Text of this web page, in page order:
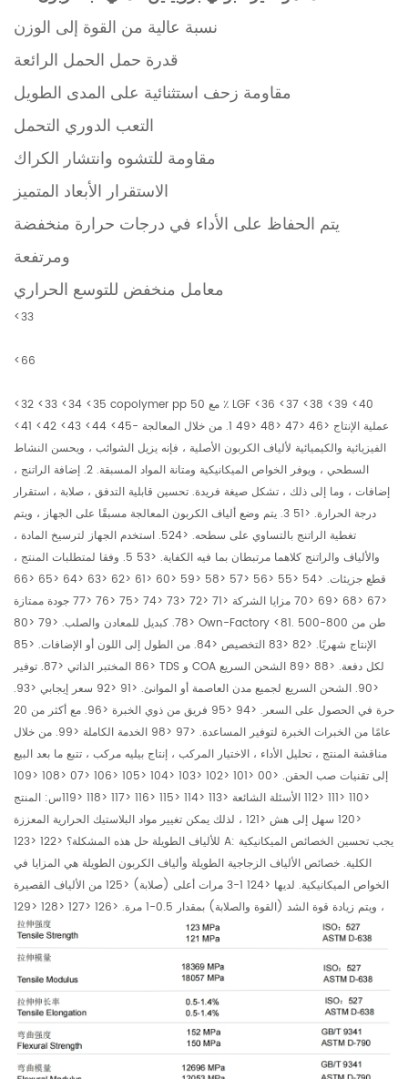
نسبة عالية من القوة إلى الوزن
قدرة حمل الحمل الرائعة
مقاومة زحف استثنائية على المدى الطويل
التعب الدوري التحمل
مقاومة للتشوه وانتشار الكراك
الاستقرار الأبعاد المتميز
يتم الحفاظ على الأداء في درجات حرارة منخفضة
ومرتفعة
معامل منخفض للتوسع الحراري
<33
<66
<32 <33 <34 <35 copolymer pp مع 50 ٪ LGF <36 <37 <38 <39 <40
<41 <42 <43 <44 <45- عملية الإنتاج <46 <47 <48 <49 1. من خلال المعالجة
الفيزيائية والكيميائية لألياف الكربون الأصلية ، فإنه يزيل الشوائب ، ويحسن النشاط
السطحي ، ويوفر الخواص الميكانيكية ومتانة المواد المسبقة. 2. إضافة الراتنج ،
إضافات ، وما إلى ذلك ، تشكل صيغة فريدة. تحسين قابلية التدفق ، صلابة ، استقرار
درجة الحرارة. <51 3. يتم وضع ألياف الكربون المعالجة مسبقًا على الجهاز ، ويتم
تغطية الراتنج بالتساوي على سطحه. <524. استخدم الجهاز لترسيخ المادة ،
والألياف والراتنج كلاهما مرتبطان بما فيه الكفاية. <53 5. وفقا لمتطلبات المنتج ،
قطع جزيئات. <54 <55 <56 <57 <58 <59 <60 <61 <62 <63 <64 <65 <66
<67 <68 <69 <70 مزايا الشركة <71 <72 <73 <74 <75 <76 <77 جودة ممتازة
<78. كبديل للمعادن والصلب. <79 <80 Own-Factory <81. 500-800 طن من
الإنتاج شهريًا. <82 <83 التخصيص <84. من الطول إلى اللون أو الإضافات. <85
<86 المختبر الذاتي <87. توفير TDS و COA لكل دفعة. <88 <89 الشحن السريع
<90. الشحن السريع لجميع مدن العاصمة أو الموانئ. <91 <92 سعر إيجابي <93.
حرة في الحصول على السعر. <94 <95 فريق من ذوي الخبرة <96. مع أكثر من 20
عامًا من الخبرات الخبرة لتوفير المساعدة. <97 <98 الخدمة الكاملة <99. من خلال
مناقشة المنتج ، تحليل الأداء ، الاختيار المركب ، إنتاج بيليه مركب ، تتبع ما بعد البيع
إلى تقنيات صب الحقن. <00 <101 <102 <103 <104 <105 <106 <07 <108 <109
<110 <111 <112 الأسئلة الشائعة <113 <114 <115 <116 <117 <118 <119س: المنتج
<120 سهل إلى هش <121 ، لذلك يمكن تغيير مواد البلاستيك الحرارية المعززة
للألياف الطويلة حل هذه المشكلة؟ <122 <123 A: يجب تحسين الخصائص الميكانيكية
الكلية. خصائص الألياف الزجاجية الطويلة وألياف الكربون الطويلة هي المزايا في
الخواص الميكانيكية. لديها <124 1-3 مرات أعلى (صلابة) <125 من الألياف القصيرة
، ويتم زيادة قوة الشد (القوة والصلابة) بمقدار 0.5-1 مرة. <126 <127 <128 <129